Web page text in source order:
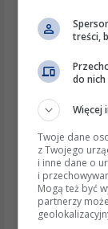
montażu.
Aktualne
Zgodnie z
online,
generowania
wydawać się
orientacji
treści,
do nich
Więcej
Twoje dane
z Twojego
i inne dane o
i
Mogą też być
partnerzy